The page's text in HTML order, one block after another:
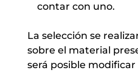
contar con uno.
La selección se
sobre el material
será posible modificar